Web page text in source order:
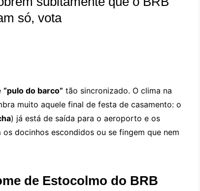
só, vota
“pulo do barco” tão sincronizado. O clima na
muito aquele final de festa de casamento: o
) já está de saída para o aeroporto e os
docinhos escondidos ou se fingem que nem
de Estocolmo do BRB